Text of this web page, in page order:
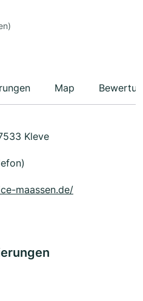
Map
Kleve
maassen.de/